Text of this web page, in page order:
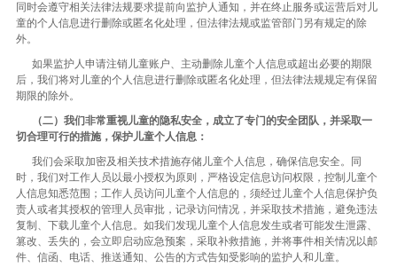
同时会遵守相关法律法规要求提前向监护人通知，并在终止服务或运营后对儿
童的个人信息进行删除或匿名化处理，但法律法规或监管部门另有规定的除
外。
如果监护人申请注销儿童账户、主动删除儿童个人信息或超出必要的期限
后，我们将对儿童的个人信息进行删除或匿名化处理，但法律法规规定有保留
期限的除外。
（二）我们非常重视儿童的隐私安全，成立了专门的安全团队，并采取一
切合理可行的措施，保护儿童个人信息：
我们会采取加密及相关技术措施存储儿童个人信息，确保信息安全。同
时，我们对工作人员以最小授权为原则，严格设定信息访问权限，控制儿童个
人信息知悉范围；工作人员访问儿童个人信息的，须经过儿童个人信息保护负
责人或者其授权的管理人员审批，记录访问情况，并采取技术措施，避免违法
复制、下载儿童个人信息。如我们发现儿童个人信息发生或者可能发生泄露、
篡改、丢失的，会立即启动应急预案，采取补救措施，并将事件相关情况以邮
件、信函、电话、推送通知、公告的方式告知受影响的监护人和儿童。